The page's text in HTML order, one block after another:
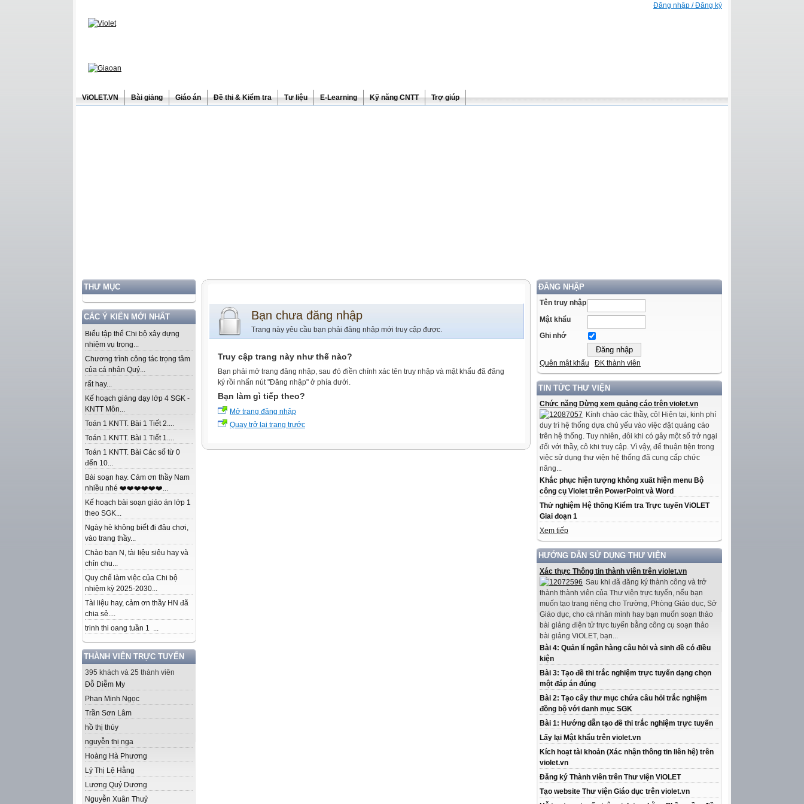
Đăng nhập / Đăng ký
ViOLET.VN Bài giảng Giáo án Đề thi & Kiểm tra Tư liệu E-Learning Kỹ năng CNTT Trợ giúp
THƯ MỤC
CÁC Ý KIẾN MỚI NHẤT
Biểu tập thể Chi bộ xây dựng
nhiệm vụ trọng...
Chương trình công tác trọng tâm
của cá nhân Quý...
rất hay...
Kế hoạch giảng dạy lớp 4 SGK -
KNTT Môn...
Toán 1 KNTT. Bài 1 Tiết 2....
Toán 1 KNTT. Bài 1 Tiết 1....
Toán 1 KNTT. Bài Các số từ 0
đến 10...
Bài soạn hay. Cảm ơn thầy Nam
nhiều nhé ❤️❤️❤️❤️❤️❤️...
Kế hoạch bài soạn giáo án lớp 1
theo SGK...
Ngày hè không biết đi đâu chơi,
vào trang thầy...
Chào bạn N, tài liệu siêu hay và
chỉn chu...
Quy chế làm việc của Chi bộ
nhiệm kỳ 2025-2030...
Tài liệu hay, cảm ơn thầy HN đã
chia sẻ....
trinh thi oang tuần 1 ...
THÀNH VIÊN TRỰC TUYẾN
395 khách và 25 thành viên
Đỗ Diễm My
Phan Minh Ngọc
Trần Sơn Lâm
hồ thị thúy
nguyễn thị nga
Hoàng Hà Phương
Lý Thị Lệ Hằng
Lương Quý Dương
Nguyễn Xuân Thuỷ
ĐĂNG NHẬP
Tên truy nhập
Mật khẩu
Ghi nhớ
Quên mật khẩu ĐK thành viên
TIN TỨC THƯ VIỆN
Chức năng Dừng xem quảng cáo trên violet.vn
Kính chào các thầy, cô! Hiện tại, kinh phí
duy trì hệ thống dựa chủ yếu vào việc đặt quảng cáo
trên hệ thống. Tuy nhiên, đôi khi có gây một số trở ngại
đối với thầy, cô khi truy cập. Vì vậy, để thuận tiện trong
việc sử dụng thư viện hệ thống đã cung cấp chức
năng...
Khắc phục hiện tượng không xuất hiện menu Bộ
công cụ Violet trên PowerPoint và Word
Thử nghiệm Hệ thống Kiểm tra Trực tuyến ViOLET
Giai đoạn 1
Xem tiếp
HƯỚNG DẪN SỬ DỤNG THƯ VIỆN
Xác thực Thông tin thành viên trên violet.vn
Sau khi đã đăng ký thành công và trở
thành thành viên của Thư viện trực tuyến, nếu bạn
muốn tạo trang riêng cho Trường, Phòng Giáo dục, Sở
Giáo dục, cho cá nhân mình hay bạn muốn soạn thảo
bài giảng điện tử trực tuyến bằng công cụ soạn thảo
bài giảng ViOLET, bạn...
Bài 4: Quản lí ngân hàng câu hỏi và sinh đề có điều
kiện
Bài 3: Tạo đề thi trắc nghiệm trực tuyến dạng chọn
một đáp án đúng
Bài 2: Tạo cây thư mục chứa câu hỏi trắc nghiệm
đồng bộ với danh mục SGK
Bài 1: Hướng dẫn tạo đề thi trắc nghiệm trực tuyến
Lấy lại Mật khẩu trên violet.vn
Kích hoạt tài khoản (Xác nhận thông tin liên hệ) trên
violet.vn
Đăng ký Thành viên trên Thư viện ViOLET
Tạo website Thư viện Giáo dục trên violet.vn
Bạn chưa đăng nhập
Trang này yêu cầu bạn phải đăng nhập mới truy cập được.
Truy cập trang này như thế nào?
Bạn phải mở trang đăng nhập, sau đó điền chính xác tên truy nhập và mật khẩu đã đăng
ký rồi nhấn nút "Đăng nhập" ở phía dưới.
Bạn làm gì tiếp theo?
Mở trang đăng nhập
Quay trở lại trang trước